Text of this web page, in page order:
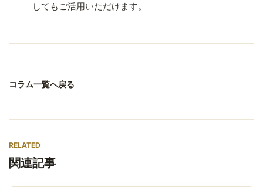
してもご活用いただけます。
コラム一覧へ戻る
RELATED
関連記事